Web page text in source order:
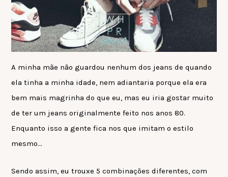
A minha mãe não guardou nenhum dos jeans de quando
ela tinha a minha idade, nem adiantaria porque ela era
bem mais magrinha do que eu, mas eu iria gostar muito
de ter um jeans originalmente feito nos anos 80.
Enquanto isso a gente fica nos que imitam o estilo
mesmo…
Sendo assim, eu trouxe 5 combinações diferentes, com